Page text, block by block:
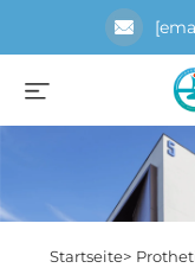
Startseite>